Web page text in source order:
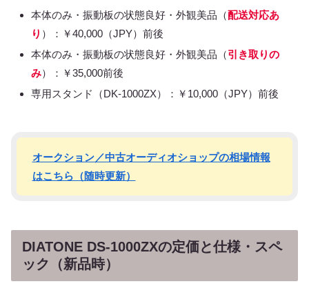
本体のみ・振動板の状態良好・外観美品（配送対応あ
り ）：￥40,000（JPY）前後
本体のみ・振動板の状態良好・外観美品（引き取りの
み）：￥35,000前後
専用スタンド（DK-1000ZX）：￥10,000（JPY）前後
オークション／中古オーディオショップの相場情報
はこちら（随時更新）
DIATONE DS-1000ZXの定価と仕様・スペ
ック（新品時）